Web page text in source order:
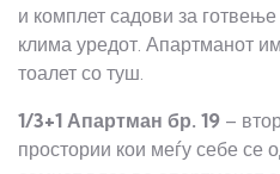
и комплет садови за
клима уредот. Апартманот
тоалет со туш.
1/3+1 Апартман бр. 19 –
простории кои меѓу себе се